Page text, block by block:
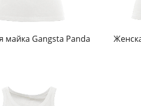
майка Gangsta Panda